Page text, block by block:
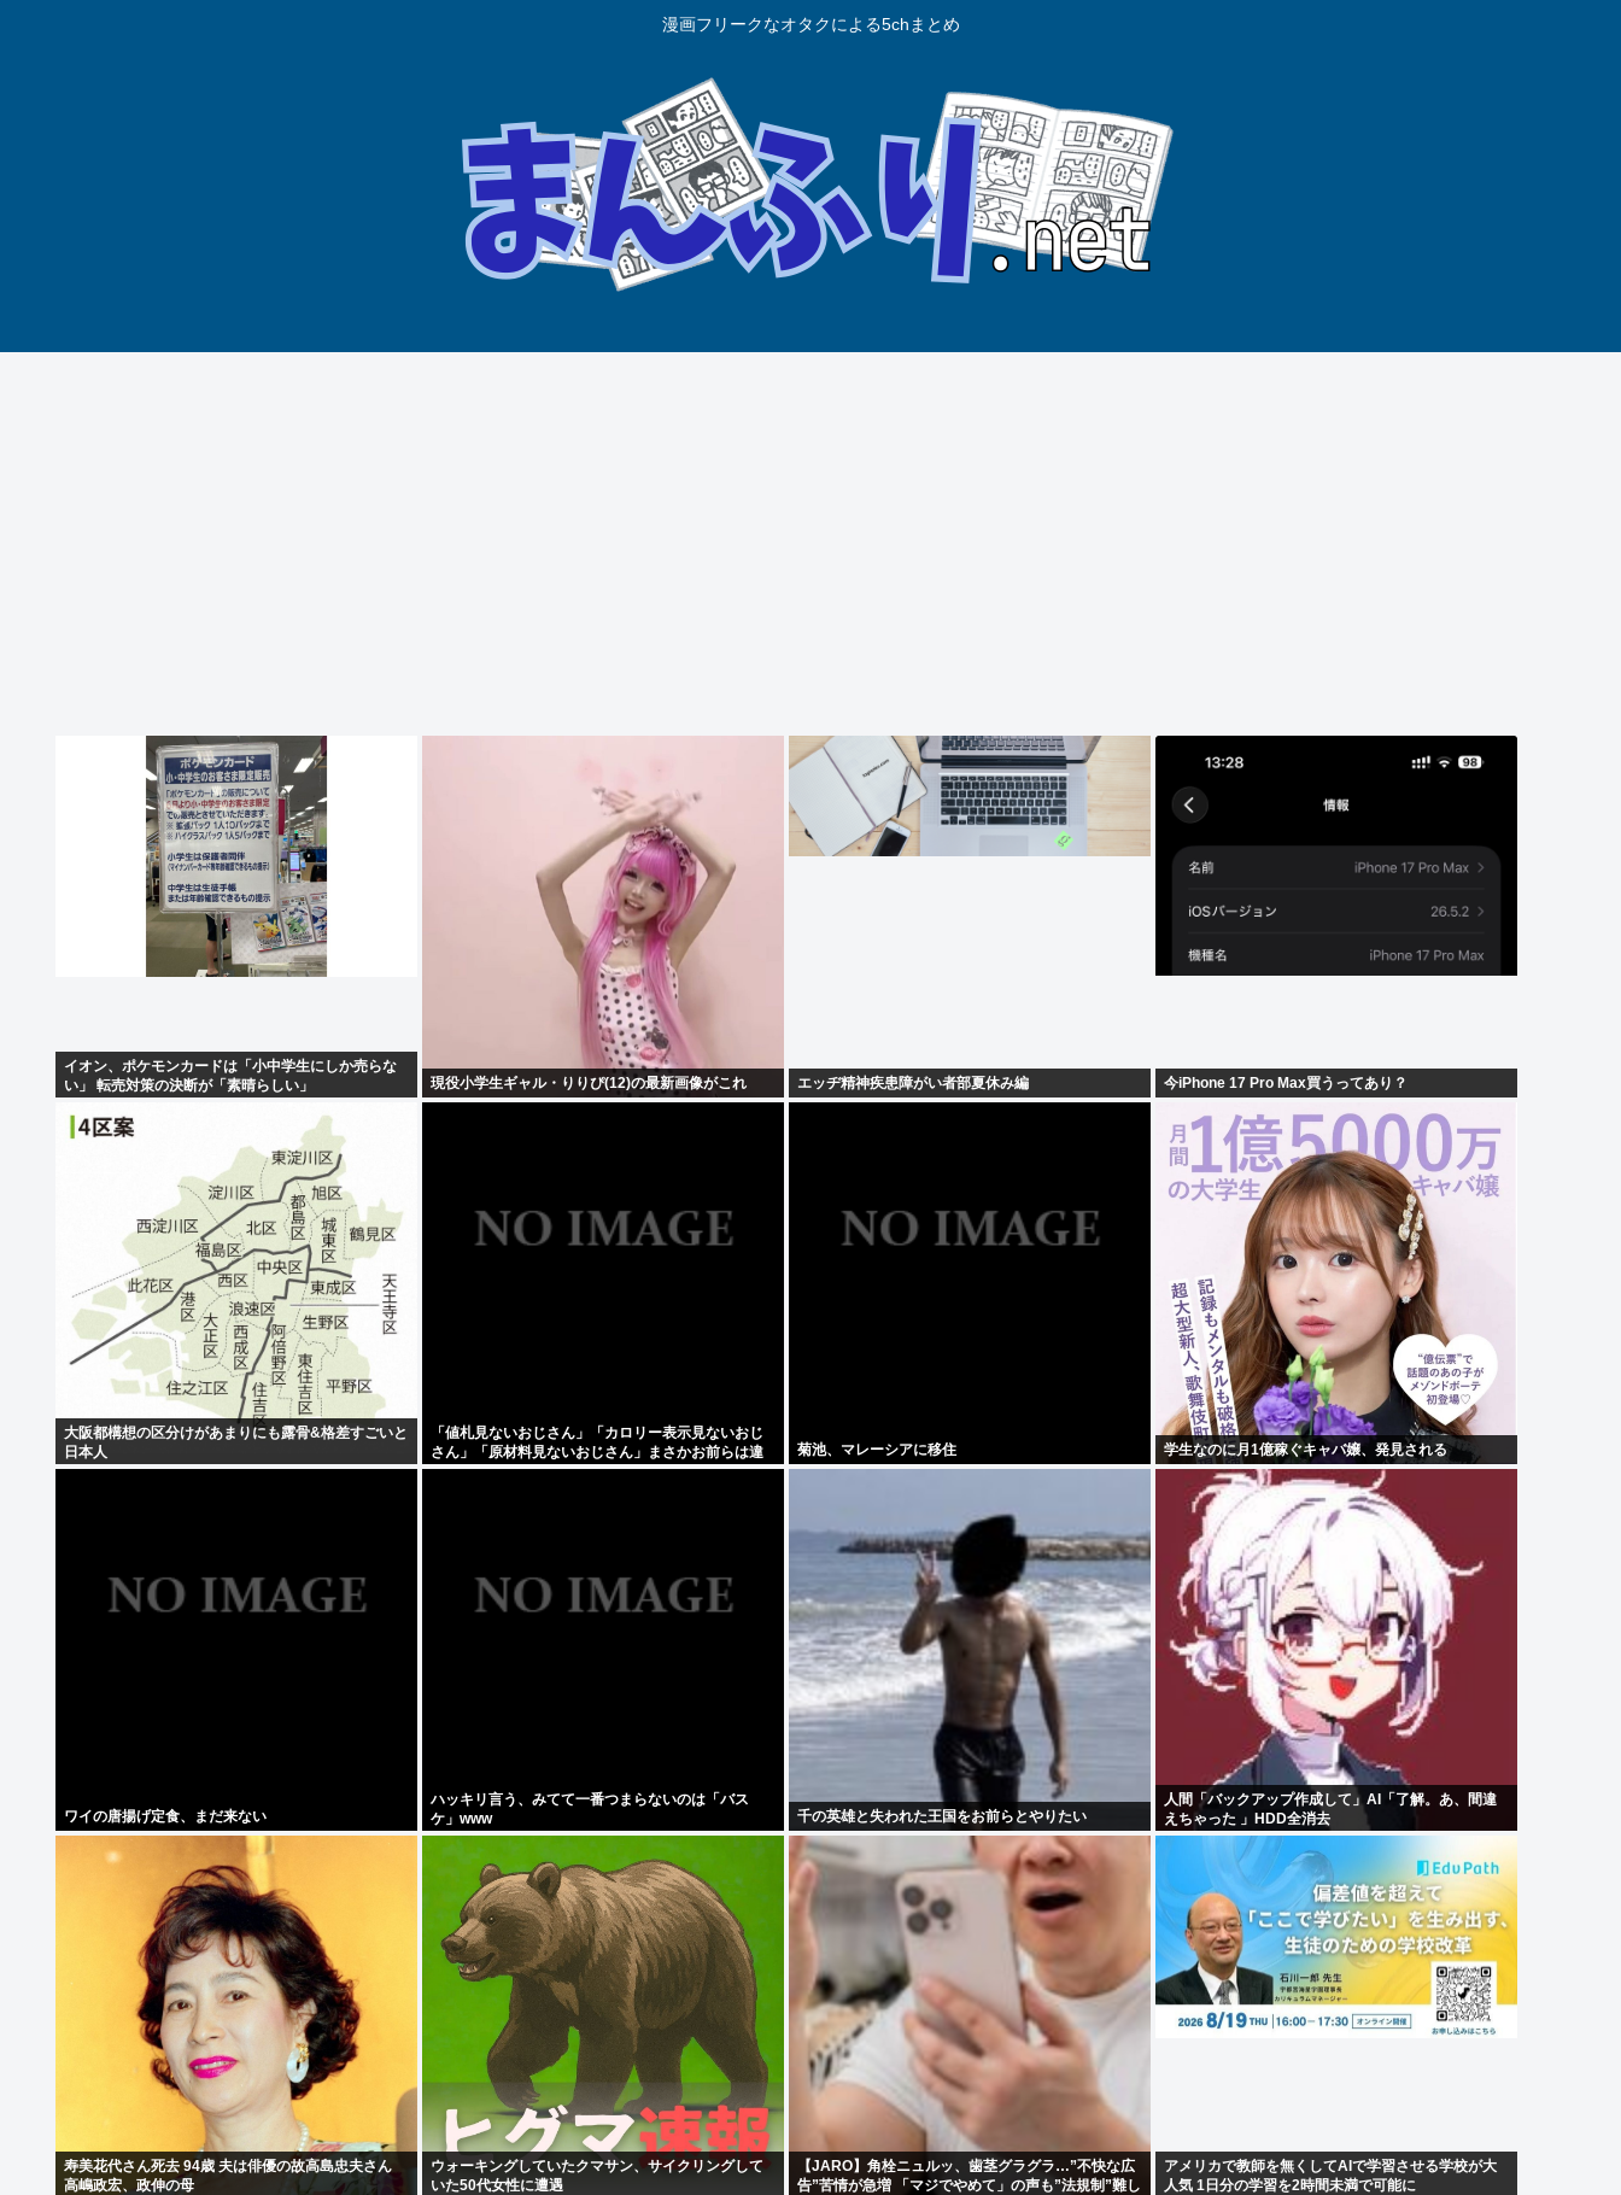
漫画フリークなオタクによる5chまとめ
イオン、ポケモンカードは「小中学生にしか売らな
い」 転売対策の決断が「素晴らしい」
現役小学生ギャル・りりぴ(12)の最新画像がこれ エッヂ精神疾患障がい者部夏休み編 今iPhone 17 Pro Max買うってあり？
大阪都構想の区分けがあまりにも露骨&格差すごいと
日本人
「値札見ないおじさん」「カロリー表示見ないおじ
さん」「原材料見ないおじさん」まさかお前らは違
うよな？
菊池、マレーシアに移住 学生なのに月1億稼ぐキャバ嬢、発見される
ワイの唐揚げ定食、まだ来ない
ハッキリ言う、みてて一番つまらないのは「バス
ケ」www
千の英雄と失われた王国をお前らとやりたい
人間「バックアップ作成して」AI「了解。あ、間違
えちゃった 」HDD全消去
寿美花代さん死去 94歳 夫は俳優の故高島忠夫さん
高嶋政宏、政伸の母
ウォーキングしていたクマサン、サイクリングして
いた50代女性に遭遇
【JARO】角栓ニュルッ、歯茎グラグラ…”不快な広
告”苦情が急増 「マジでやめて」の声も”法規制”難し
アメリカで教師を無くしてAIで学習させる学校が大
人気 1日分の学習を2時間未満で可能に